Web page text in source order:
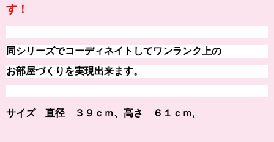
す！
同シリーズでコーディネイトしてワンランク上の
お部屋づくりを実現出来ます。
サイズ 直径 ３９ｃｍ、高さ ６１ｃｍ,